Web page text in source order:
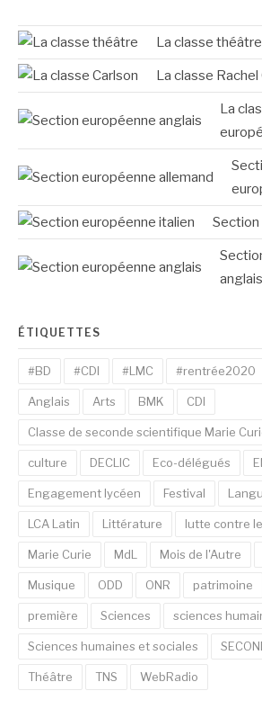
La classe
La classe Rachel
La
Section
anglais
ÉTIQUETTES
#BD #CDI #LMC #rentrée2020
Anglais Arts BMK CDI
Classe de seconde scientifique Marie
culture DECLIC Eco-délégués
Engagement lycéen Festival
LCA Latin Littérature lutte contre
Marie Curie MdL Mois de l'Autre
Musique ODD ONR patrimoine
première Sciences sciences
Sciences humaines et sociales
Théâtre TNS WebRadio